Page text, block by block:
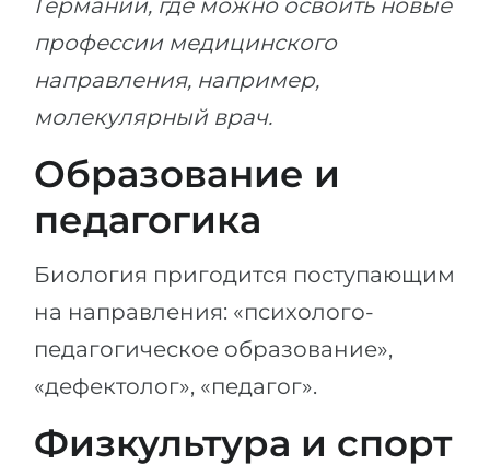
Германии, где можно освоить новые
профессии медицинского
направления, например,
молекулярный врач.
Образование и
педагогика
Биология пригодится поступающим
на направления: «психолого-
педагогическое образование»,
«дефектолог», «педагог».
Физкультура и спорт